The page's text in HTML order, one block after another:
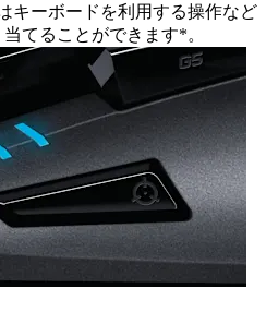
キーボードを利用する操作など
てることができます*。